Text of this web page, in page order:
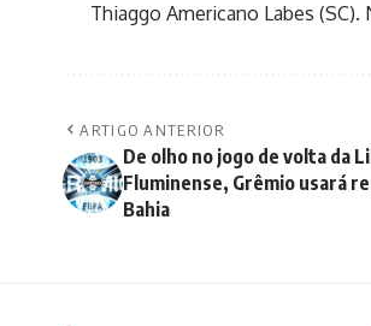
Thiaggo Americano Labes
ARTIGO ANTERIOR
De olho no jogo de volta da
Fluminense, Grêmio usará
Bahia